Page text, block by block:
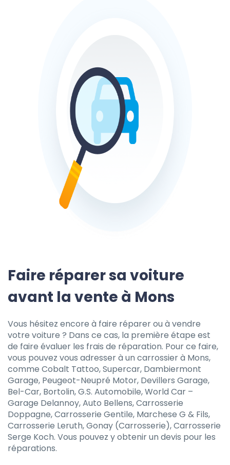
Faire réparer sa voiture
avant la vente à Mons
Vous hésitez encore à faire réparer ou à vendre
votre voiture ? Dans ce cas, la première étape est
de faire évaluer les frais de réparation. Pour ce faire,
vous pouvez vous adresser à un carrossier à Mons,
comme Cobalt Tattoo, Supercar, Dambiermont
Garage, Peugeot-Neupré Motor, Devillers Garage,
Bel-Car, Bortolin, G.S. Automobile, World Car –
Garage Delannoy, Auto Bellens, Carrosserie
Doppagne, Carrosserie Gentile, Marchese G & Fils,
Carrosserie Leruth, Gonay (Carrosserie), Carrosserie
Serge Koch. Vous pouvez y obtenir un devis pour les
réparations.